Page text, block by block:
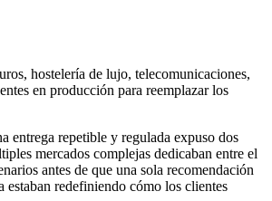
hostelería de lujo, telecomunicaciones,
en producción para reemplazar los
entrega repetible y regulada expuso dos
mercados complejas dedicaban entre el
antes de que una sola recomendación
redefiniendo cómo los clientes